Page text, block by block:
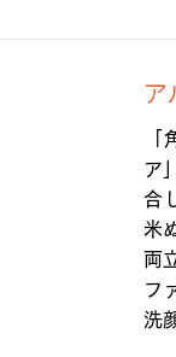
ア
合
米
両
フ
洗